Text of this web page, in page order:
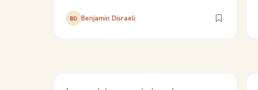
BD Benjamin Disraeli